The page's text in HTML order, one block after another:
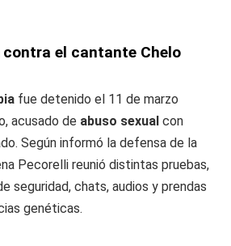
el cantante Chelo
fue detenido el 11 de marzo
acusado de abuso sexual con
Según informó la defensa de la
Pecorelli reunió distintas pruebas,
seguridad, chats, audios y prendas
genéticas.